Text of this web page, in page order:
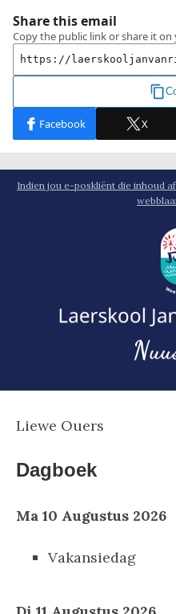
Indien jou e-poskliënt die inhoud
Liewe Ouers
Dagboek
Ma 10 Augustus 2026
Vakansiedag